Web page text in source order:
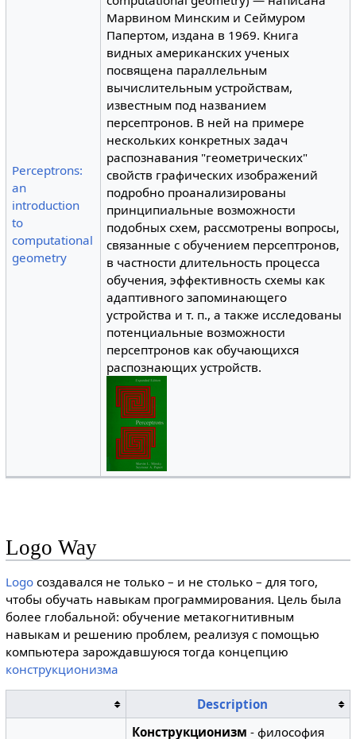
Perceptrons:
an
introduction
to
computational
geometry
Марвином Минским и Сеймуром
Папертом, издана в 1969. Книга
видных американских ученых
посвящена параллельным
вычислительным устройствам,
известным под названием
персептронов. В ней на примере
нескольких конкретных задач
распознавания "геометрических"
свойств графических изображений
подробно проанализированы
принципиальные возможности
подобных схем, рассмотрены вопросы,
связанные с обучением персептронов,
в частности длительность процесса
обучения, эффективность схемы как
адаптивного запоминающего
устройства и т. п., а также исследованы
потенциальные возможности
персептронов как обучающихся
распознающих устройств.
Logo Way
Logoсоздавался не только – и не столько – для того,
чтобы обучать навыкам программирования. Цель была
более глобальной: обучение метакогнитивным
навыкам и решению проблем, реализуя с помощью
компьютера зарождавшуюся тогда концепцию
конструкционизма
Description
Конструкционизм - философия